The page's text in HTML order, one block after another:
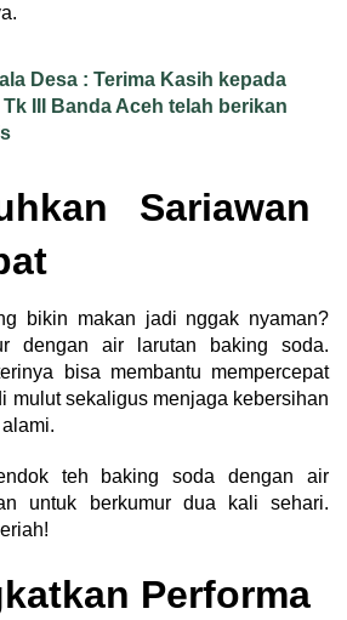
Desa : Terima Kasih kepada
III Banda Aceh telah berikan
Sariawan
bikin makan jadi nggak nyaman?
dengan air larutan baking soda.
bisa membantu mempercepat
mulut sekaligus menjaga kebersihan
teh baking soda dengan air
untuk berkumur dua kali sehari.
Performa